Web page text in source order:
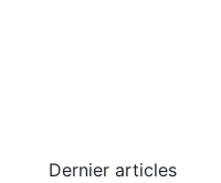
Dernier articles